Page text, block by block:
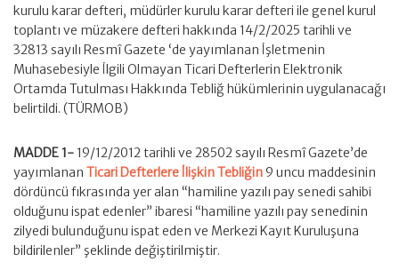
kurulu karar defteri, müdürler kurulu karar defteri ile genel kurul
toplantı ve müzakere defteri hakkında 14/2/2025 tarihli ve
32813 sayılı Resmî Gazete ‘de yayımlanan İşletmenin
Muhasebesiyle İlgili Olmayan Ticari Defterlerin Elektronik
Ortamda Tutulması Hakkında Tebliğ hükümlerinin uygulanacağı
belirtildi. (TÜRMOB)
MADDE 1- 19/12/2012 tarihli ve 28502 sayılı Resmî Gazete’de
yayımlanan Ticari Defterlere İlişkin Tebliğin9 uncu maddesinin
dördüncü fıkrasında yer alan “hamiline yazılı pay senedi sahibi
olduğunu ispat edenler” ibaresi “hamiline yazılı pay senedinin
zilyedi bulunduğunu ispat eden ve Merkezi Kayıt Kuruluşuna
bildirilenler” şeklinde değiştirilmiştir.